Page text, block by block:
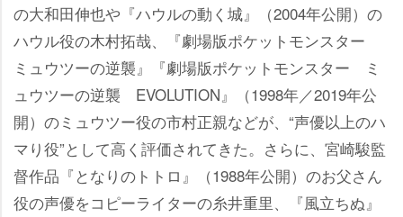
の大和田伸也や『ハウルの動く城』（2004年公開）の
ハウル役の木村拓哉、『劇場版ポケットモンスター
ミュウツーの逆襲』『劇場版ポケットモンスター ミ
ュウツーの逆襲 EVOLUTION』（1998年／2019年公
開）のミュウツー役の市村正親などが、“声優以上のハ
マり役”として高く評価されてきた。さらに、宮崎駿監
督作品『となりのトトロ』（1988年公開）のお父さん
役の声優をコピーライターの糸井重里、『風立ちぬ』